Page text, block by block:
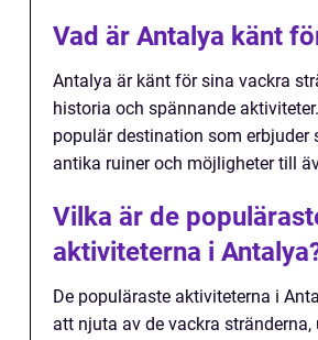
Vad är Antalya känt
Antalya är känt för sina vackra
historia och spännande
populär destination som erbjuder
antika ruiner och möjligheter till
Vilka är de
aktiviteterna i
De populäraste aktiviteterna i
att njuta av de vackra stränderna,